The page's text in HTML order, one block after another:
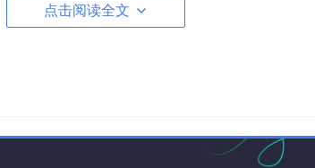
示例中的 t_order_0 到 t_order_9 。
点击阅读全文